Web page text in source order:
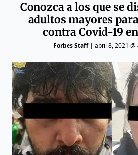
Conozca a los que se
adultos mayores
contra Covid-19
Forbes Staff| abril 8, 2021 @